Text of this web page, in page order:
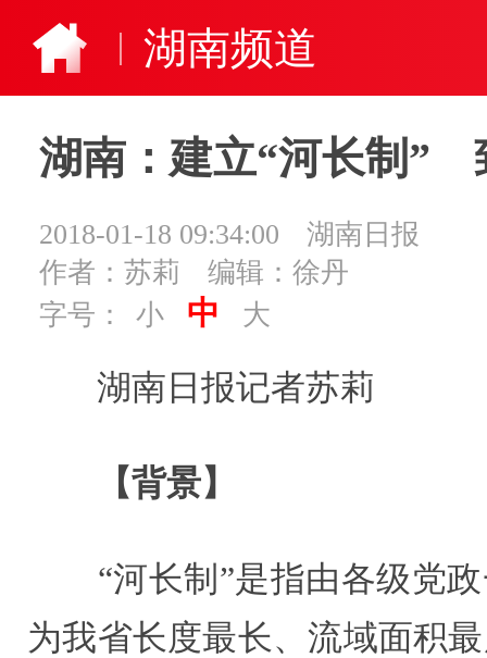
湖南频道
湖南：建立“河长制”
2018-01-18 09:34:00
湖南日报
作者：苏莉
编辑：徐丹
字号：
小 中 大
湖南日报记者苏莉
【背景】
“河长制”是指由各级党政
为我省长度最长、流域面积